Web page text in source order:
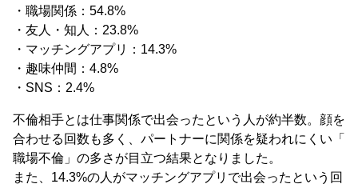
・職場関係：54.8%
・友人・知人：23.8%
・マッチングアプリ：14.3%
・趣味仲間：4.8%
・SNS：2.4%
不倫相手とは仕事関係で出会ったという人が約半数。顔を
合わせる回数も多く、パートナーに関係を疑われにくい「
職場不倫」の多さが目立つ結果となりました。
また、14.3%の人がマッチングアプリで出会ったという回